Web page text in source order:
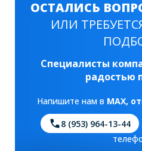
ОСТАЛИСЬ
ИЛИ
Специалисты
радостью
Напишите нам в MAX,
8 (953) 964-13-44